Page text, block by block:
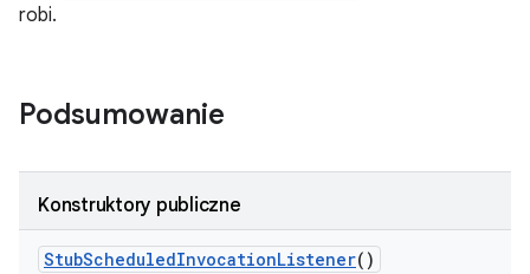
robi.
Podsumowanie
Konstruktory publiczne
StubScheduledInvocationListener()